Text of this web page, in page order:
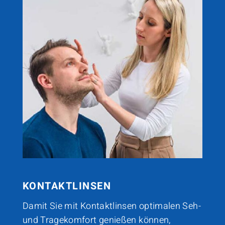
KONTAKTLINSEN
Damit Sie mit Kontaktlinsen optimalen Seh-
und Tragekomfort genießen können,